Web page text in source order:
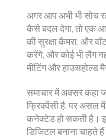
अगर आप अभी भी सोच
कैसे बदल देगा, तो एक
की सुरक्षा कैमरा, और
करेंगे, और कोई भी लैग
मीटिंग और हाउसहोल्ड
समाचार में अक्सर कहा
फ्रिक्वेंसी है, पर असल
कनेक्टेड हो सकती है।
डिजिटल बनाना चाहते